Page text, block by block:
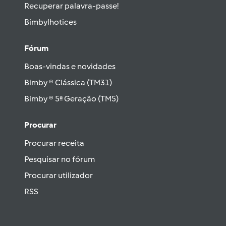
Recuperar palavra-passe!
Bimbylhotices
Fórum
Boas-vindas e novidades
Bimby ® Clássica (TM31)
Bimby ® 5ª Geração (TM5)
Procurar
Procurar receita
Pesquisar no fórum
Procurar utilizador
RSS